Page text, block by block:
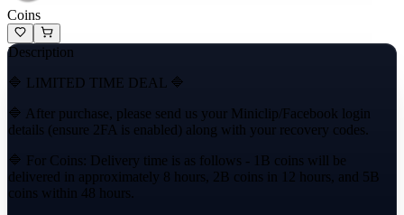
Coins
Description
🔷 LIMITED TIME DEAL 🔷
🔷 After purchase, please send us your Miniclip/Facebook login
details (ensure 2FA is enabled) along with your recovery codes.
🔷 For Coins: Delivery time is as follows - 1B coins will be
delivered in approximately 8 hours, 2B coins in 12 hours, and 5B
coins within 48 hours.